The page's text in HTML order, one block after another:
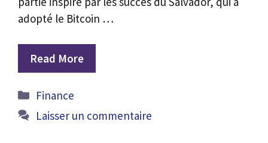
adopté le Bitcoin …
Read More
Catégories
Finance
Laisser un commentaire